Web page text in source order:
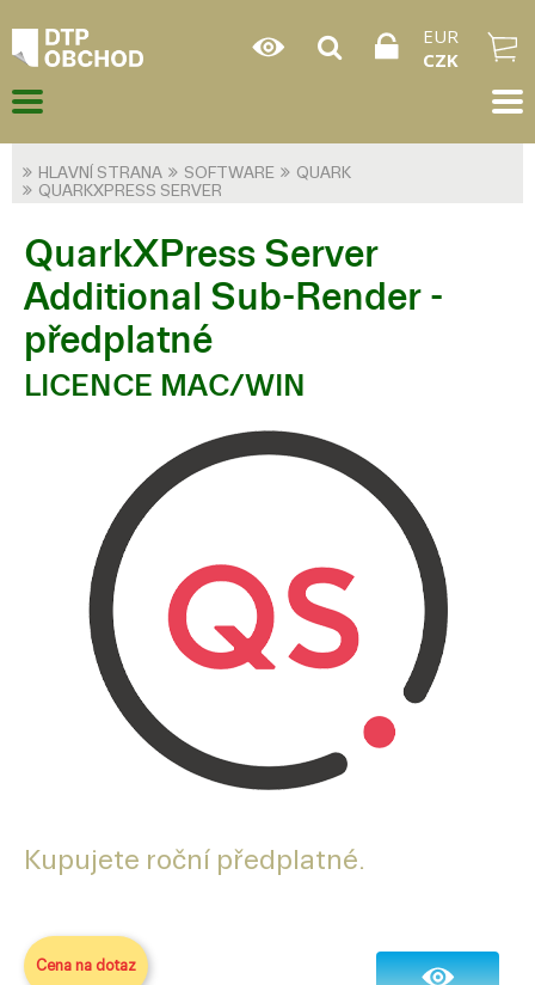
EUR
CZK
HLAVNÍ STRANA SOFTWARE
QUARK
QUARKXPRESS SERVER
QuarkXPress Server
Additional Sub-Render -
předplatné
LICENCE MAC/WIN
Kupujete roční předplatné.
Cena na dotaz